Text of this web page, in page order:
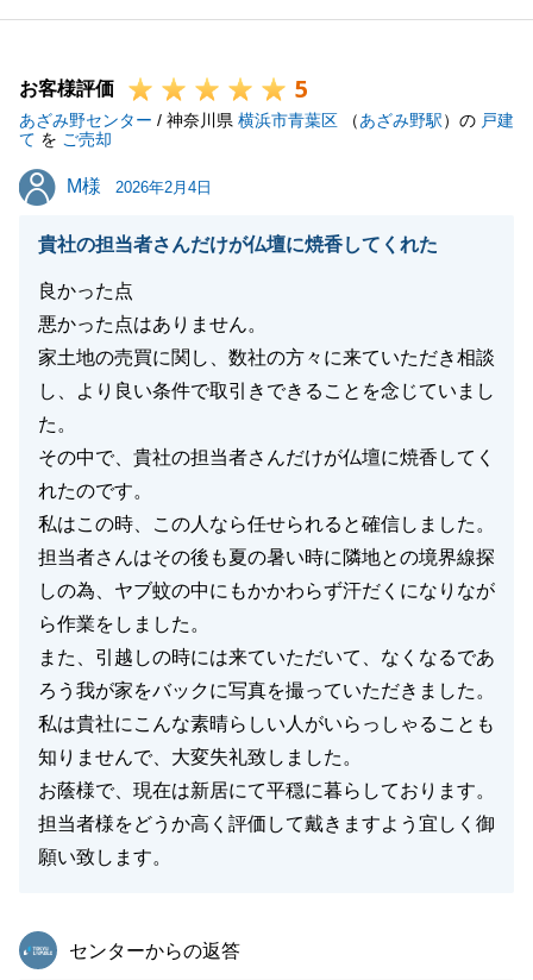
す。
お客様評価 5
あざみ野センター / 神奈川県 横浜市青葉区 （あざみ野駅）の 戸建
て を ご売却
M様
M様 2026年2月4日
貴社の担当者さんだけが仏壇に焼香してくれた
良かった点
悪かった点はありません。
家土地の売買に関し、数社の方々に来ていただき相談
し、より良い条件で取引きできることを念じていまし
た。
その中で、貴社の担当者さんだけが仏壇に焼香してく
れたのです。
私はこの時、この人なら任せられると確信しました。
担当者さんはその後も夏の暑い時に隣地との境界線探
しの為、ヤブ蚊の中にもかかわらず汗だくになりなが
ら作業をしました。
また、引越しの時には来ていただいて、なくなるであ
ろう我が家をバックに写真を撮っていただきました。
私は貴社にこんな素晴らしい人がいらっしゃることも
知りませんで、大変失礼致しました。
お蔭様で、現在は新居にて平穏に暮らしております。
担当者様をどうか高く評価して戴きますよう宜しく御
願い致します。
東急リバブル
センターからの返答